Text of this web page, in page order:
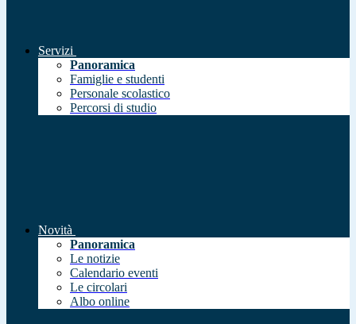
Servizi
Panoramica
Famiglie e studenti
Personale scolastico
Percorsi di studio
Novità
Panoramica
Le notizie
Calendario eventi
Le circolari
Albo online